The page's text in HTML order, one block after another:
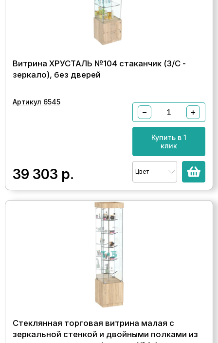
Витрина ХРУСТАЛЬ №104 стаканчик (З/C -
зеркало), без дверей
Артикул 6545
39 303 р.
− +
Купить в 1
клик
Цвет
Стеклянная торговая витрина малая с
зеркальной стенкой и двойными полками из